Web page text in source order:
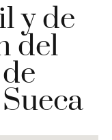
y de
del